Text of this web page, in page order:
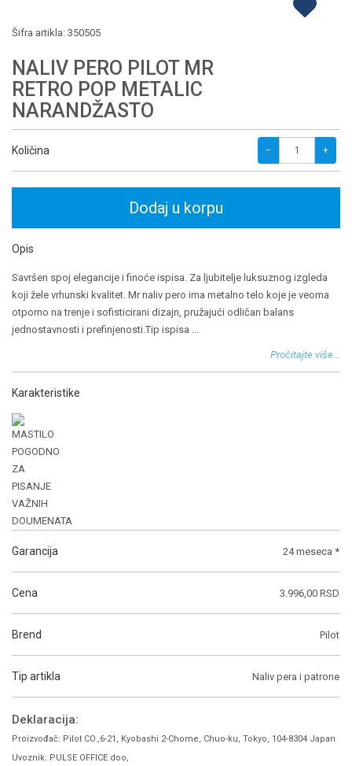
Šifra artikla: 350505
NALIV PERO PILOT MR
RETRO POP METALIC
NARANDŽASTO
Količina − +
Dodaj u korpu
Opis
Savršen spoj elegancije i finoće ispisa. Za ljubitelje luksuznog izgleda
koji žele vrhunski kvalitet. Mr naliv pero ima metalno telo koje je veoma
otporno na trenje i sofisticirani dizajn, pružajući odličan balans
jednostavnosti i prefinjenosti.Tip ispisa ...
Pročitajte više...
Karakteristike
Garancija 24 meseca *
Cena 3.996,00 RSD
Brend Pilot
Tip artikla Naliv pera i patrone
Deklaracija:
Proizvođač: Pilot CO.,6-21, Kyobashi 2-Chome, Chuo-ku, Tokyo, 104-8304 Japan
Uvoznik: PULSE OFFICE doo,